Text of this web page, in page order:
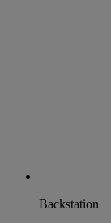
Backstation